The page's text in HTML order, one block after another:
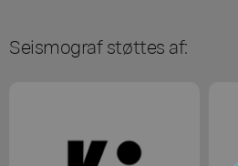
Seismograf støttes af: